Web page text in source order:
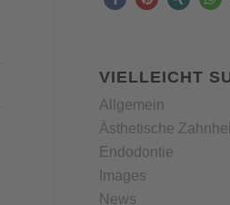
VIELLEICHT
Allgemein
Ästhetische
Endodontie
Images
News